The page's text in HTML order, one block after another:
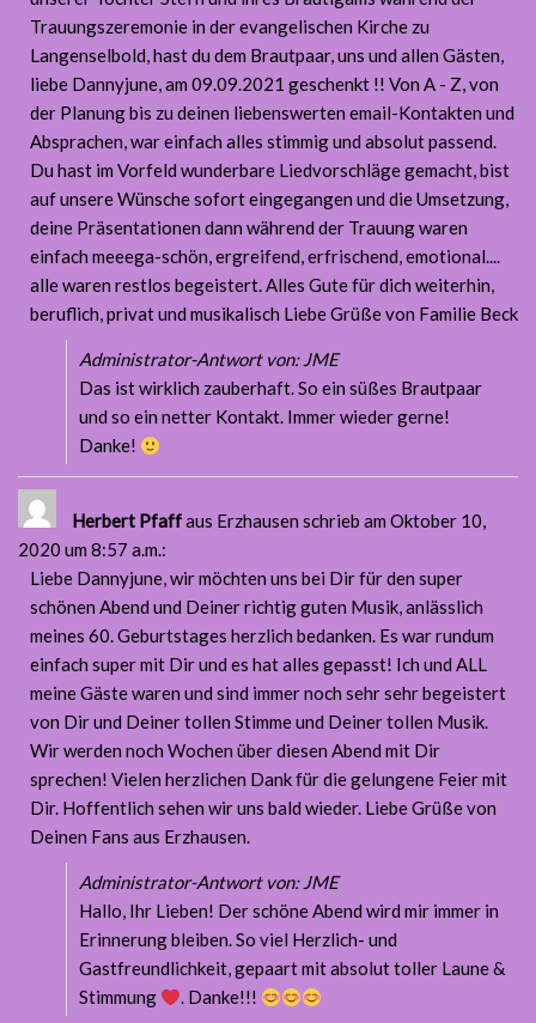
Trauungszeremonie in der evangelischen Kirche zu
Langenselbold, hast du dem Brautpaar, uns und allen Gästen,
liebe Dannyjune, am 09.09.2021 geschenkt !! Von A - Z, von
der Planung bis zu deinen liebenswerten email-Kontakten und
Absprachen, war einfach alles stimmig und absolut passend.
Du hast im Vorfeld wunderbare Liedvorschläge gemacht, bist
auf unsere Wünsche sofort eingegangen und die Umsetzung,
deine Präsentationen dann während der Trauung waren
einfach meeega-schön, ergreifend, erfrischend, emotional....
alle waren restlos begeistert. Alles Gute für dich weiterhin,
beruflich, privat und musikalisch Liebe Grüße von Familie Beck
Administrator-Antwort von: JME
Das ist wirklich zauberhaft. So ein süßes Brautpaar
und so ein netter Kontakt. Immer wieder gerne!
Danke!
Herbert Pfaffaus Erzhausen schrieb am Oktober 10,
2020 um 8:57 a.m.:
Liebe Dannyjune, wir möchten uns bei Dir für den super
schönen Abend und Deiner richtig guten Musik, anlässlich
meines 60. Geburtstages herzlich bedanken. Es war rundum
einfach super mit Dir und es hat alles gepasst! Ich und ALL
meine Gäste waren und sind immer noch sehr sehr begeistert
von Dir und Deiner tollen Stimme und Deiner tollen Musik.
Wir werden noch Wochen über diesen Abend mit Dir
sprechen! Vielen herzlichen Dank für die gelungene Feier mit
Dir. Hoffentlich sehen wir uns bald wieder. Liebe Grüße von
Deinen Fans aus Erzhausen.
Administrator-Antwort von: JME
Hallo, Ihr Lieben! Der schöne Abend wird mir immer in
Erinnerung bleiben. So viel Herzlich- und
Gastfreundlichkeit, gepaart mit absolut toller Laune &
Stimmung
. Danke!!!